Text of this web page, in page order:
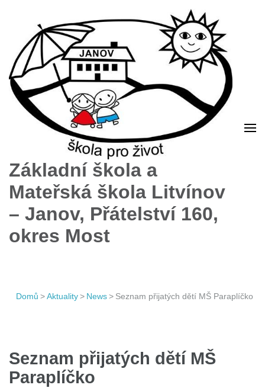
Základní škola a
Mateřská škola Litvínov
– Janov, Přátelství 160,
okres Most
Domů >Aktuality> News> Seznam přijatých dětí MŠ Paraplíčko
Seznam přijatých dětí MŠ
Paraplíčko